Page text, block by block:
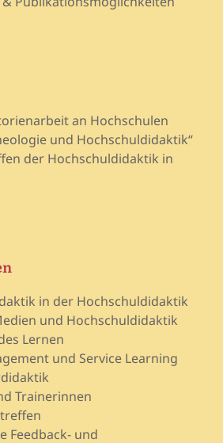
an Hochschulen
und Hochschuldidaktik“
der Hochschuldidaktik in
in der Hochschuldidaktik
und Hochschuldidaktik
Lernen
und Service Learning
Trainerinnen
Feedback- und